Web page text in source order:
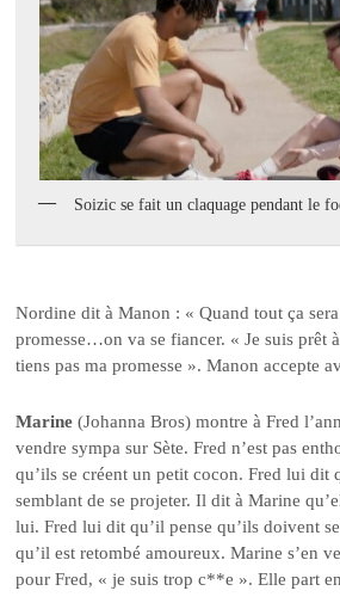
Soizic se fait un claquage pendant le
Nordine dit à Manon : « Quand tout ça
promesse…on va se fiancer. « Je suis prêt
tiens pas ma promesse ». Manon accepte
Marine (Johanna Bros) montre à Fred
vendre sympa sur Sète. Fred n’est pas
qu’ils se créent un petit cocon. Fred lui dit
semblant de se projeter. Il dit à Marine
lui. Fred lui dit qu’il pense qu’ils doivent
qu’il est retombé amoureux. Marine s’en
pour Fred, « je suis trop c**e ». Elle part